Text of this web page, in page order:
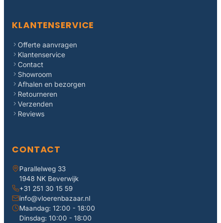
KLANTENSERVICE
Offerte aanvragen
Klantenservice
Contact
Showroom
Afhalen en bezorgen
Retourneren
Verzenden
Reviews
CONTACT
Parallelweg 33
1948 NK Beverwijk
+31 251 30 15 59
info@vloerenbazaar.nl
Maandag: 12:00 - 18:00
Dinsdag: 10:00 - 18:00